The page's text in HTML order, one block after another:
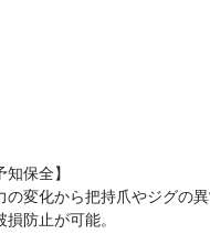
知保全】
の変化から把持爪やジグの
損防止が可能。